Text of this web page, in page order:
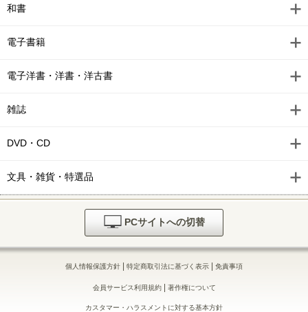
和書
電子書籍
電子洋書・洋書・洋古書
雑誌
DVD・CD
文具・雑貨・特選品
PCサイトへの切替
個人情報保護方針 | 特定商取引法に基づく表示 | 免責事項
会員サービス利用規約| 著作権について
カスタマー・ハラスメントに対する基本方針